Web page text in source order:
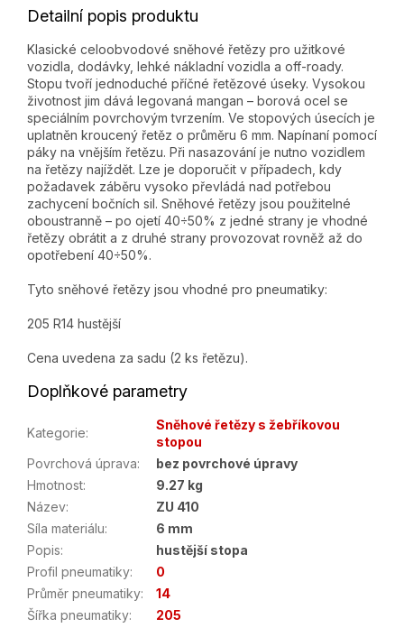
Detailní popis produktu
Klasické celoobvodové sněhové řetězy pro užitkové
vozidla, dodávky, lehké nákladní vozidla a off-roady.
Stopu tvoří jednoduché příčné řetězové úseky. Vysokou
životnost jim dává legovaná mangan – borová ocel se
speciálním povrchovým tvrzením. Ve stopových úsecích je
uplatněn kroucený řetěz o průměru 6 mm. Napínaní pomocí
páky na vnějším řetězu. Při nasazování je nutno vozidlem
na řetězy najíždět. Lze je doporučit v případech, kdy
požadavek záběru vysoko převládá nad potřebou
zachycení bočních sil. Sněhové řetězy jsou použitelné
oboustranně – po ojetí 40÷50% z jedné strany je vhodné
řetězy obrátit a z druhé strany provozovat rovněž až do
opotřebení 40÷50%.
Tyto sněhové řetězy jsou vhodné pro pneumatiky:
205 R14 hustější
Cena uvedena za sadu (2 ks řetězu).
Doplňkové parametry
Kategorie:
Sněhové řetězy s žebříkovou
stopou
Povrchová úprava:
bez povrchové úpravy
Hmotnost:
9.27 kg
Název:
ZU 410
Síla materiálu:
6 mm
Popis:
hustější stopa
Profil pneumatiky:
0
Průměr pneumatiky:
14
Šířka pneumatiky:
205